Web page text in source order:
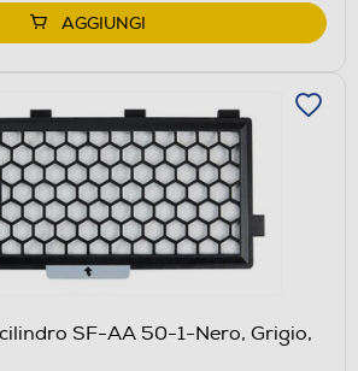
AGGIUNGI
SF-AA 50-1-Nero, Grigio,